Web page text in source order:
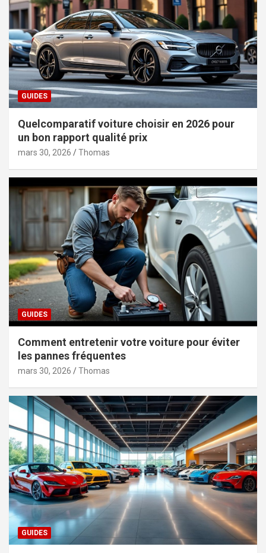
GUIDES
Quelcomparatif voiture choisir en 2026 pour
un bon rapport qualité prix
mars 30, 2026 Thomas
GUIDES
Comment entretenir votre voiture pour éviter
les pannes fréquentes
mars 30, 2026 Thomas
GUIDES